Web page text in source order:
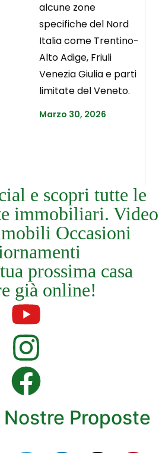
alcune zone
specifiche del Nord
Italia come Trentino-
Alto Adige, Friuli
Venezia Giulia e parti
limitate del Veneto.
Marzo 30, 2026
e scopri tutte le
immobiliari. Video
Occasioni
prossima casa
già online!
Proposte